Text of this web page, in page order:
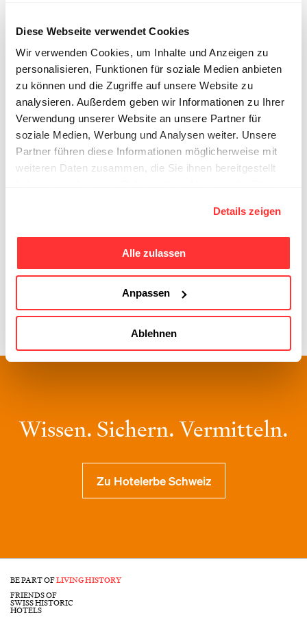
Diese Webseite verwendet Cookies
Wir verwenden Cookies, um Inhalte und Anzeigen zu
personalisieren, Funktionen für soziale Medien anbieten
zu können und die Zugriffe auf unsere Website zu
analysieren. Außerdem geben wir Informationen zu Ihrer
Verwendung unserer Website an unsere Partner für
soziale Medien, Werbung und Analysen weiter. Unsere
Partner führen diese Informationen möglicherweise mit
weiteren Daten zusammen, die Sie ihnen bereitgestellt
Details zeigen
Alle zulassen
Anpassen
Ablehnen
FUNKTION*
TELEFON*
verarbeitet. Weitere Informationen zur Datennutzung finden Sie in der
Datenschutzerklärung
Senden
Wissen. Sichern. Vermitteln.
Zu Hotelerbe Schweiz
BE PART OFLIVING HISTORY
FRIENDS OF
SWISS HISTORIC
HOTELS